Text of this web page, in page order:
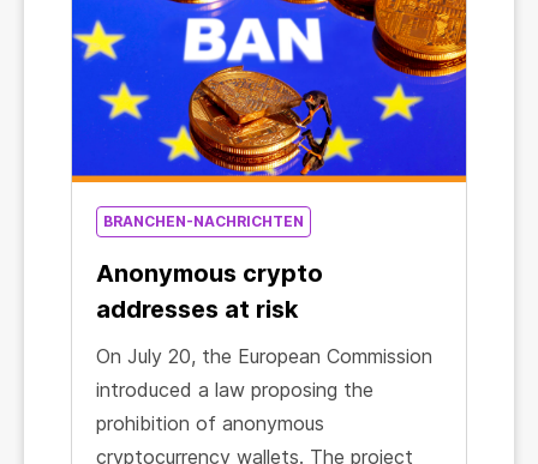
BRANCHEN-NACHRICHTEN
Anonymous crypto
addresses at risk
On July 20, the European Commission
introduced a law proposing the
prohibition of anonymous
cryptocurrency wallets. The project